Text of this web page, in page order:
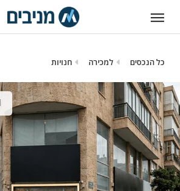
כל הנכסים למכירה חנויות